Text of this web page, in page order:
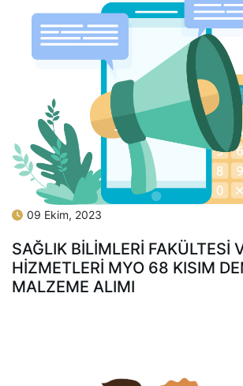
09 Ekim, 2023
SAĞLIK BİLİMLERİ FAKÜLTESİ
HİZMETLERİ MYO 68 KISIM
MALZEME ALIMI